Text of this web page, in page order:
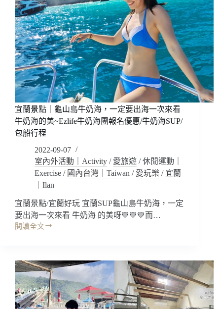
體
驗/
優
惠
課
程
很
是
氛
圍!
新
鮮
食
材
美
味!
讓
你
吃
隆
~
還
有
浴!!
阿
里
棒
棒
宜蘭景點｜龜山島牛奶海，一定要出海一次來看
牛奶海的美~Ezlife牛奶海團報名優惠/牛奶海SUP/
包船行程
2022-09-07
室內外活動｜Activity / 愛旅遊 /休閒運動｜
Exercise / 國內台灣｜Taiwan / 愛玩樂 / 宜蘭
｜Ilan
宜蘭景點/宜蘭好玩 宜蘭SUP龜山島牛奶海，一定
要出海一次來看 牛奶海 的美呀💙💙💙而…
閱讀全文
宜
點
｜
龜
山
島